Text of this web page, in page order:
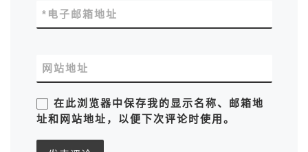
电子邮箱地址
*
网站地址
在此浏览器中保存我的显示名称、邮箱地
址和网站地址，以便下次评论时使用。